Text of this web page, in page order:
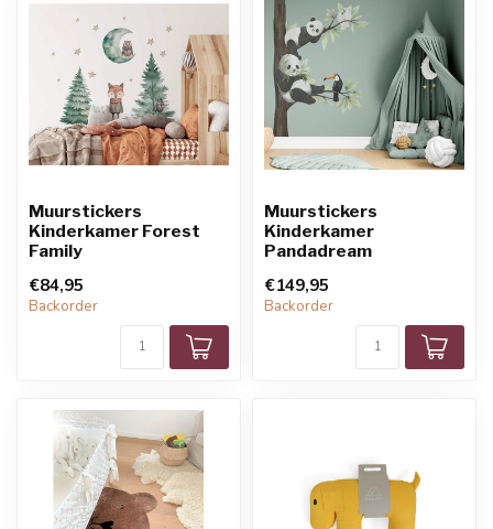
Muurstickers
Kinderkamer Forest
Family
€84,95
Backorder
Muurstickers
Kinderkamer
Pandadream
€149,95
Backorder